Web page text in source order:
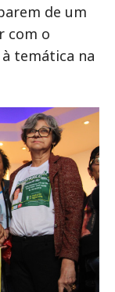
de um
com o
temática na